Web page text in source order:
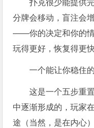
扑克很少能提供
分牌会移动，盲注会
——你的决定和你的
玩得更好，恢复得更快
一个能让你稳住
这是一个五步重
中逐渐形成的，玩家
途（当然，是在内心